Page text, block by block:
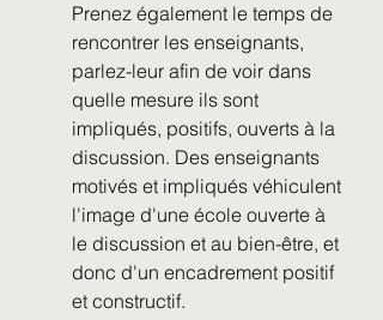
Prenez également le temps de
rencontrer les enseignants,
parlez-leur afin de voir dans
quelle mesure ils sont
impliqués, positifs, ouverts à la
discussion. Des enseignants
motivés et impliqués véhiculent
l'image d'une école ouverte à
le discussion et au bien-être, et
donc d'un encadrement positif
et constructif.